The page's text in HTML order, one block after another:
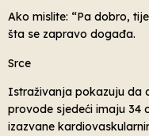
Ako mislite: “Pa dobro,
šta se zapravo događa.
Srce
Istraživanja pokazuju da
provode sjedeći imaju 34
izazvane